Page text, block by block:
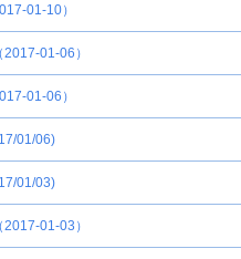
01-10）
01-06）
01-06）
01/06)
01/03)
01-03）